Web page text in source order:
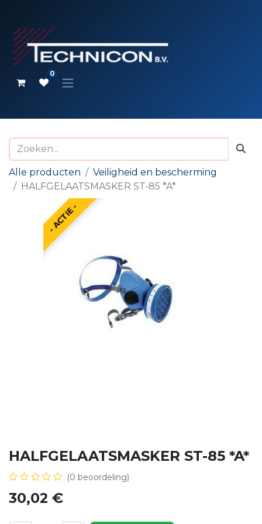
0
Alle producten
Veiligheid en bescherming
HALFGELAATSMASKER ST-85 *A*
- ACTIE -
HALFGELAATSMASKER ST-85 *A*
(0 beoordeling)
30,02 €